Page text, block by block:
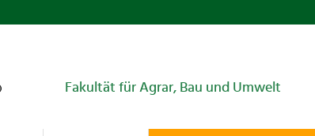
Fakultät für Agrar, Bau und Umwelt